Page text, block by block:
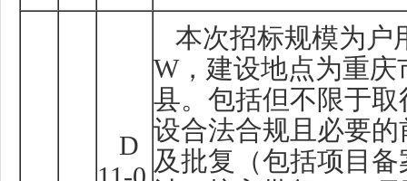
D
本次招标规模为户
W，建设地点为重庆
县。包括但不限于
设合法合规且必要
及批复（包括项目